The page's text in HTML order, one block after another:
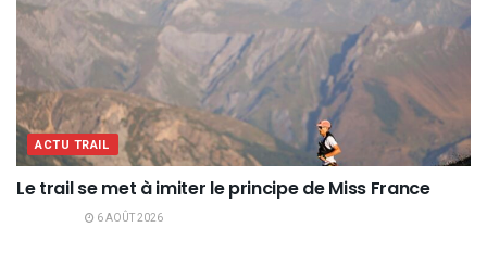
ACTU TRAIL
Le trail se met à imiter le principe de Miss France
6 AOÛT 2026